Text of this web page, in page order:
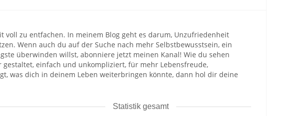
voll zu entfachen. In meinem Blog geht es darum, Unzufriedenheit
Wenn auch du auf der Suche nach mehr Selbstbewusstsein, ein
überwinden willst, abonniere jetzt meinen Kanal! Wie du sehen
einfach und unkompliziert, für mehr Lebensfreude,
was dich in deinem Leben weiterbringen könnte, dann hol dir deine
Statistik gesamt